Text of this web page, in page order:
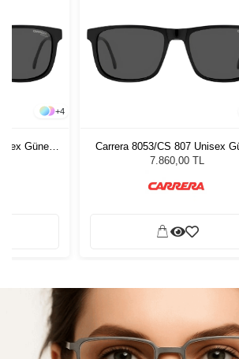
+4
Güneş
Carrera 8053/CS 807 Unisex
Gözlüğü
7.860,00 TL